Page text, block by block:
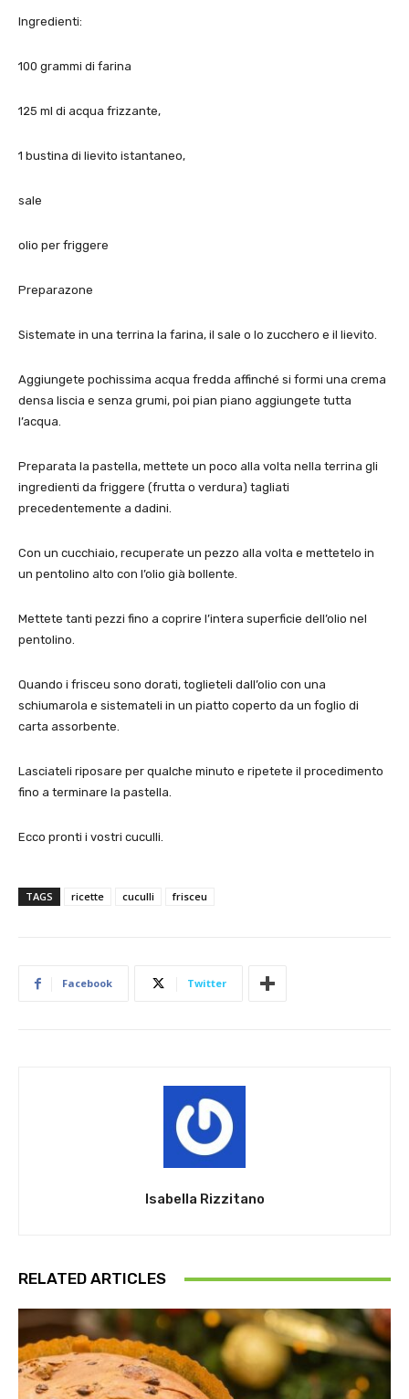
Ingredienti:
100 grammi di farina
125 ml di acqua frizzante,
1 bustina di lievito istantaneo,
sale
olio per friggere
Preparazone
Sistemate in una terrina la farina, il sale o lo zucchero e il lievito.
Aggiungete pochissima acqua fredda affinché si formi una crema
densa liscia e senza grumi, poi pian piano aggiungete tutta
l’acqua.
Preparata la pastella, mettete un poco alla volta nella terrina gli
ingredienti da friggere (frutta o verdura) tagliati
precedentemente a dadini.
Con un cucchiaio, recuperate un pezzo alla volta e mettetelo in
un pentolino alto con l’olio già bollente.
Mettete tanti pezzi fino a coprire l’intera superficie dell’olio nel
pentolino.
Quando i frisceu sono dorati, toglieteli dall’olio con una
schiumarola e sistemateli in un piatto coperto da un foglio di
carta assorbente.
Lasciateli riposare per qualche minuto e ripetete il procedimento
fino a terminare la pastella.
Ecco pronti i vostri cuculli.
TAGS ricette cuculli frisceu
Facebook Twitter
Isabella Rizzitano
RELATED ARTICLES